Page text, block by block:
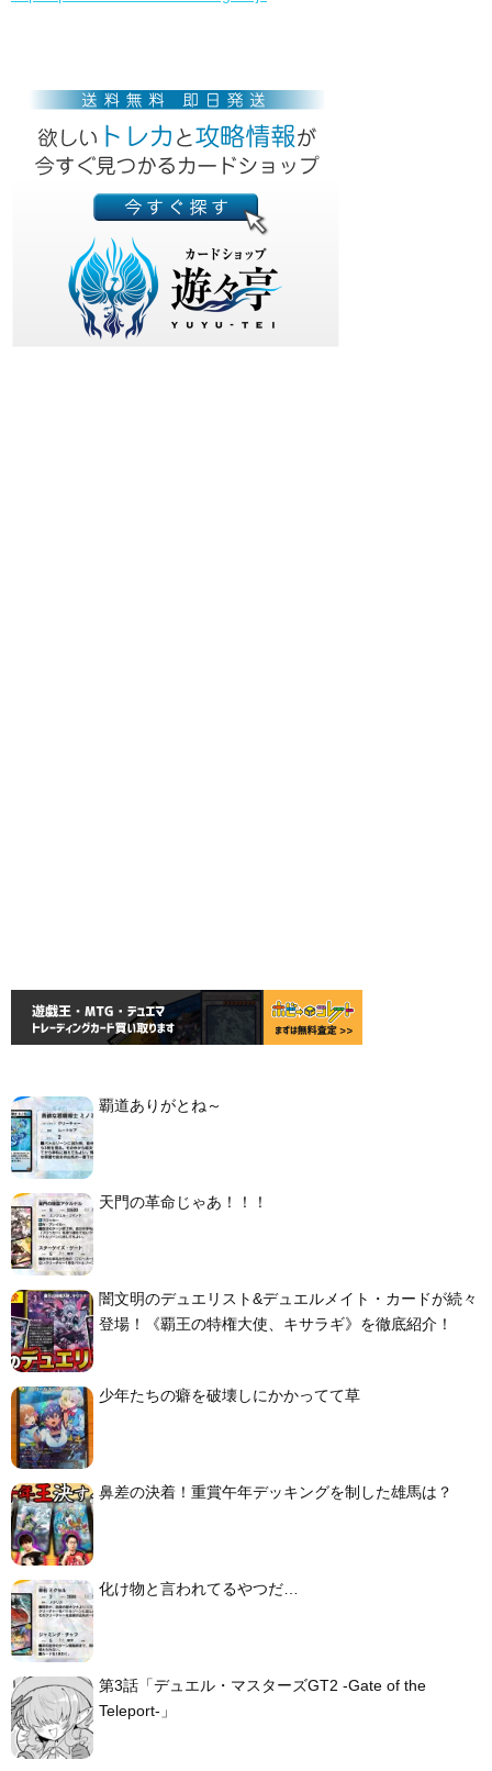
覇道ありがとね～
天門の革命じゃあ！！！
闇文明のデュエリスト&デュエルメイト・カードが続々
登場！《覇王の特権大使、キサラギ》を徹底紹介！
少年たちの癖を破壊しにかかってて草
鼻差の決着！重賞午年デッキングを制した雄馬は？
化け物と言われてるやつだ…
第3話「デュエル・マスターズGT2 -Gate of the
Teleport-」